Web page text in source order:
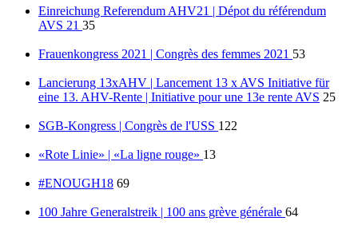
Einreichung Referendum AHV21 | Dépot du référendum
AVS 21 35
Frauenkongress 2021 | Congrès des femmes 2021 53
Lancierung 13xAHV | Lancement 13 x AVS Initiative für
eine 13. AHV-Rente | Initiative pour une 13e rente AVS 25
SGB-Kongress | Congrès de l'USS 122
«Rote Linie» | «La ligne rouge» 13
#ENOUGH18 69
100 Jahre Generalstreik | 100 ans grève générale 64